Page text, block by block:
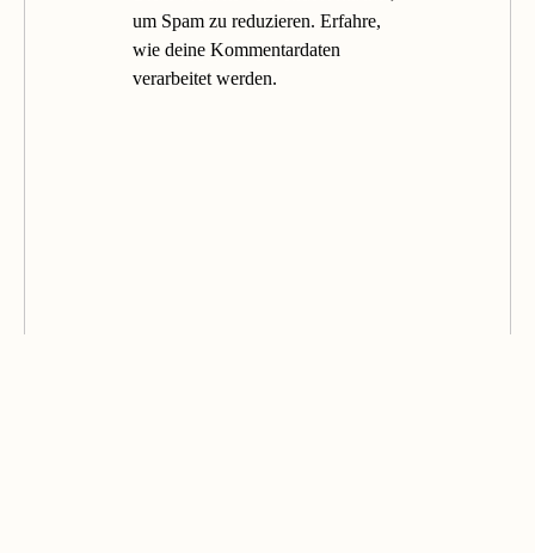
um Spam zu reduzieren. Erfahre,
wie deine Kommentardaten
verarbeitet werden.